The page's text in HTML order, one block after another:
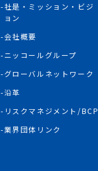
社是・ミッション・ビジ
ョン
会社概要
ニッコールグループ
グローバルネットワーク
沿革
リスクマネジメント/BCP
業界団体リンク